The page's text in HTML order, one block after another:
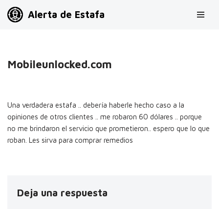
Alerta de Estafa
Mobileunlocked.com
Una verdadera estafa .. debería haberle hecho caso a la
opiniones de otros clientes .. me robaron 60 dólares .. porque
no me brindaron el servicio que prometieron.. espero que lo que
roban. Les sirva para comprar remedios
Deja una respuesta